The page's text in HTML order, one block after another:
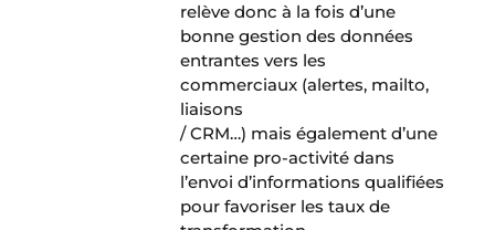
relève donc à la fois d’une
bonne gestion des données
entrantes vers les
commerciaux (alertes, mailto,
liaisons
/ CRM…) mais également d’une
certaine pro-activité dans
l’envoi d’informations qualifiées
pour favoriser les taux de